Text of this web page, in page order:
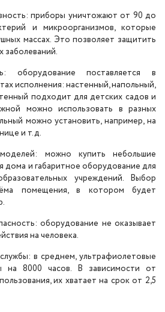
приборы уничтожают от 90 до
и микроорганизмов, которые
массах. Это позволяет защитить
заболеваний.
оборудование поставляется в
исполнения: настенный, напольный,
подходит для детских садов и
можно использовать в разных
можно установить, например, на
и т.д.
можно купить небольшие
дома и габаритное оборудование для
учреждений. Выбор
помещения, в котором будет
оборудование не оказывает
на человека.
в среднем, ультрафиолетовые
на 8000 часов. В зависимости от
их хватает на срок от 2,5